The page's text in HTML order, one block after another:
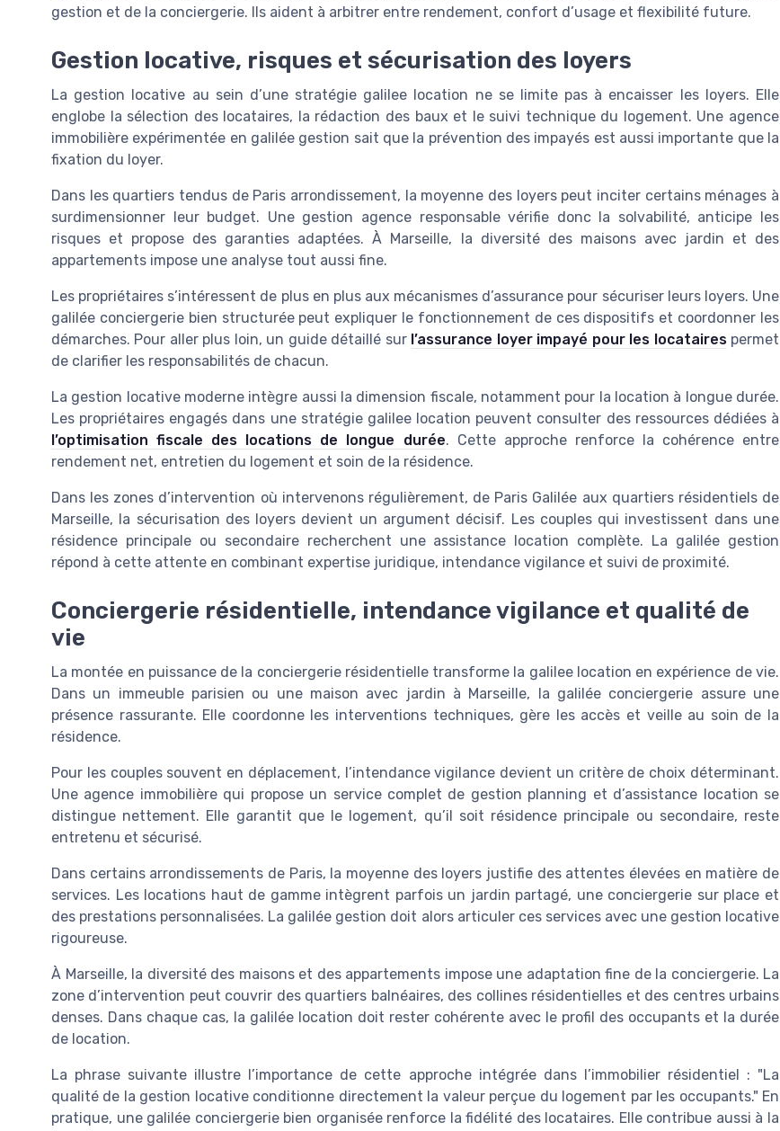
gestion et de la conciergerie. Ils aident à arbitrer entre rendement, confort d’usage et flexibilité future.
Gestion locative, risques et sécurisation des loyers
La gestion locative au sein d’une stratégie galilee location ne se limite pas à encaisser les loyers. Elle
englobe la sélection des locataires, la rédaction des baux et le suivi technique du logement. Une agence
immobilière expérimentée en galilée gestion sait que la prévention des impayés est aussi importante que la
fixation du loyer.
Dans les quartiers tendus de Paris arrondissement, la moyenne des loyers peut inciter certains ménages à
surdimensionner leur budget. Une gestion agence responsable vérifie donc la solvabilité, anticipe les
risques et propose des garanties adaptées. À Marseille, la diversité des maisons avec jardin et des
appartements impose une analyse tout aussi fine.
Les propriétaires s’intéressent de plus en plus aux mécanismes d’assurance pour sécuriser leurs loyers. Une
galilée conciergerie bien structurée peut expliquer le fonctionnement de ces dispositifs et coordonner les
démarches. Pour aller plus loin, un guide détaillé sur l’assurance loyer impayé pour les locatairespermet
de clarifier les responsabilités de chacun.
La gestion locative moderne intègre aussi la dimension fiscale, notamment pour la location à longue durée.
Les propriétaires engagés dans une stratégie galilee location peuvent consulter des ressources dédiées à
l’optimisation fiscale des locations de longue durée. Cette approche renforce la cohérence entre
rendement net, entretien du logement et soin de la résidence.
Dans les zones d’intervention où intervenons régulièrement, de Paris Galilée aux quartiers résidentiels de
Marseille, la sécurisation des loyers devient un argument décisif. Les couples qui investissent dans une
résidence principale ou secondaire recherchent une assistance location complète. La galilée gestion
répond à cette attente en combinant expertise juridique, intendance vigilance et suivi de proximité.
Conciergerie résidentielle, intendance vigilance et qualité de
vie
La montée en puissance de la conciergerie résidentielle transforme la galilee location en expérience de vie.
Dans un immeuble parisien ou une maison avec jardin à Marseille, la galilée conciergerie assure une
présence rassurante. Elle coordonne les interventions techniques, gère les accès et veille au soin de la
résidence.
Pour les couples souvent en déplacement, l’intendance vigilance devient un critère de choix déterminant.
Une agence immobilière qui propose un service complet de gestion planning et d’assistance location se
distingue nettement. Elle garantit que le logement, qu’il soit résidence principale ou secondaire, reste
entretenu et sécurisé.
Dans certains arrondissements de Paris, la moyenne des loyers justifie des attentes élevées en matière de
services. Les locations haut de gamme intègrent parfois un jardin partagé, une conciergerie sur place et
des prestations personnalisées. La galilée gestion doit alors articuler ces services avec une gestion locative
rigoureuse.
À Marseille, la diversité des maisons et des appartements impose une adaptation fine de la conciergerie. La
zone d’intervention peut couvrir des quartiers balnéaires, des collines résidentielles et des centres urbains
denses. Dans chaque cas, la galilée location doit rester cohérente avec le profil des occupants et la durée
de location.
La phrase suivante illustre l’importance de cette approche intégrée dans l’immobilier résidentiel : "La
qualité de la gestion locative conditionne directement la valeur perçue du logement par les occupants." En
pratique, une galilée conciergerie bien organisée renforce la fidélité des locataires. Elle contribue aussi à la